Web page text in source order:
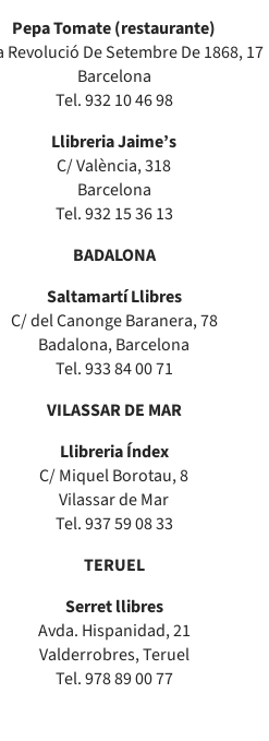
Pepa Tomate (restaurante)
Revolució De Setembre De 1868, 17
Barcelona
Tel. 932 10 46 98
Llibreria Jaime’s
C/ València, 318
Barcelona
Tel. 932 15 36 13
BADALONA
Saltamartí Llibres
C/ del Canonge Baranera, 78
Badalona, Barcelona
Tel. 933 84 00 71
VILASSAR DE MAR
Llibreria Índex
C/ Miquel Borotau, 8
Vilassar de Mar
Tel. 937 59 08 33
TERUEL
Serret llibres
Avda. Hispanidad, 21
Valderrobres, Teruel
Tel. 978 89 00 77